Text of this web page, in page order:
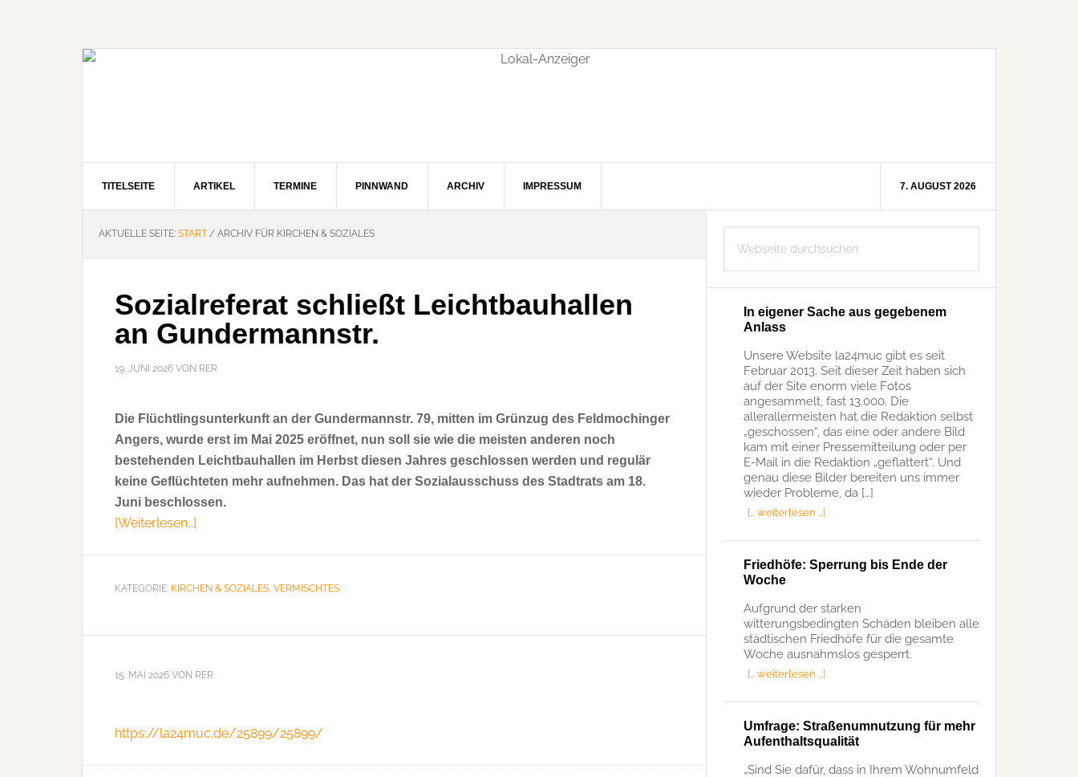
TITELSEITE ARTIKEL TERMINE PINNWAND ARCHIV IMPRESSUM 7. AUGUST 2026
AKTUELLE SEITE: START / ARCHIV FÜR KIRCHEN & SOZIALES
Sozialreferat schließt Leichtbauhallen
an Gundermannstr.
19. JUNI 2026 VON RER
Die Flüchtlingsunterkunft an der Gundermannstr. 79, mitten im Grünzug des Feldmochinger
Angers, wurde erst im Mai 2025 eröffnet, nun soll sie wie die meisten anderen noch
bestehenden Leichtbauhallen im Herbst diesen Jahres geschlossen werden und regulär
keine Geflüchteten mehr aufnehmen. Das hat der Sozialausschuss des Stadtrats am 18.
Juni beschlossen.
[Weiterlesen…]
an
KATEGORIE: KIRCHEN & SOZIALES, VERMISCHTES
15. MAI 2026 VON RER
https://la24muc.de/25899/25899/
Seitenspalte
durchsuchen
In eigener Sache aus gegebenem
Anlass
Unsere Website la24muc gibt es seit
Februar 2013. Seit dieser Zeit haben sich
auf der Site enorm viele Fotos
angesammelt, fast 13.000. Die
allerallermeisten hat die Redaktion selbst
„geschossen“, das eine oder andere Bild
kam mit einer Pressemitteilung oder per
E-Mail in die Redaktion „geflattert“. Und
genau diese Bilder bereiten uns immer
wieder Probleme, da […]
[… weiterlesen …]
Friedhöfe: Sperrung bis Ende der
Woche
Aufgrund der starken
witterungsbedingten Schäden bleiben alle
städtischen Friedhöfe für die gesamte
Woche ausnahmslos gesperrt.
[… weiterlesen …]
Umfrage: Straßenumnutzung für mehr
Aufenthaltsqualität
„Sind Sie dafür, dass in Ihrem Wohnumfeld